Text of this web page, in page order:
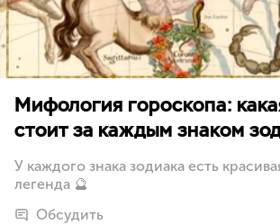
Мифология гороскопа:
стоит за каждым знаком
У каждого знака зодиака есть
легенда 🔮
Обсудить